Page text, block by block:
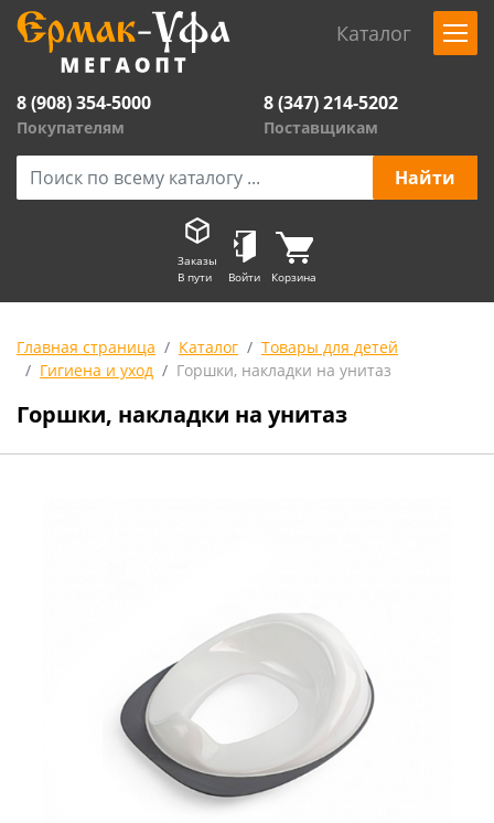
Каталог
8 (908) 354-5000
Покупателям
8 (347) 214-5202
Поставщикам
Заказы
В пути
Войти Корзина
Главная страница Каталог
Товары для детей
Гигиена и уход
Горшки, накладки на унитаз
Горшки, накладки на унитаз